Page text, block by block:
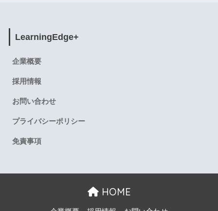
LearningEdge+
企業概要
採用情報
お問い合わせ
プライバシーポリシー
免責事項
HOME